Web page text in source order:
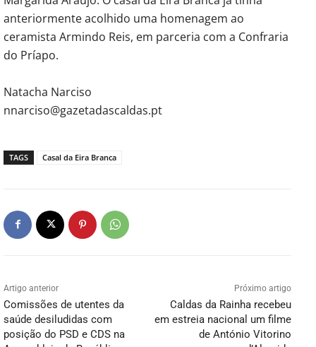
anteriormente acolhido uma homenagem ao
ceramista Armindo Reis, em parceria com a Confraria
do Príapo.
Natacha Narciso
nnarciso@gazetadascaldas.pt
TAGS Casal da Eira Branca
Artigo anterior
Comissões de utentes da
saúde desiludidas com
posição do PSD e CDS na
Próximo artigo
Caldas da Rainha recebeu
em estreia nacional um filme
de António Vitorino